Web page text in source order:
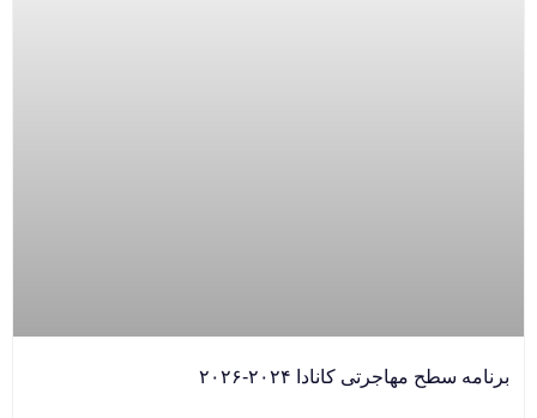
برنامه سطح مهاجرتی کانادا ۲۰۲۴-۲۰۲۶